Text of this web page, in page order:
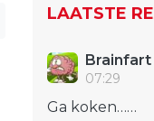
LAATSTE
Brainfart
07:29
Ga koken……